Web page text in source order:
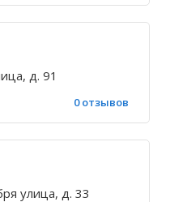
д. 91
0 отзывов
улица, д. 33